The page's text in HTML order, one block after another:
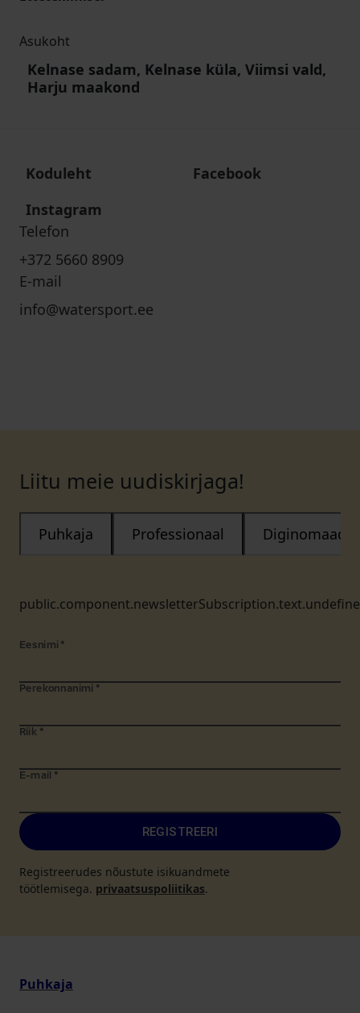
Asukoht
Kelnase sadam, Kelnase küla, Viimsi vald,
Harju maakond
Koduleht
Facebook
Instagram
Telefon
+372 5660 8909
E-mail
info@watersport.ee
Liitu meie uudiskirjaga!
Puhkaja Professionaal Diginomaad
Eesnimi *
Perekonnanimi *
Riik *
E-mail *
REGISTREERI
Registreerudes nõustute isikuandmete
töötlemisega. privaatsuspoliitikas.
Puhkaja